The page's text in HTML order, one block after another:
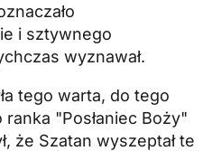
i sztywnego
wyznawał.
tego warta, do tego
"Posłaniec Boży"
że Szatan wyszeptał te